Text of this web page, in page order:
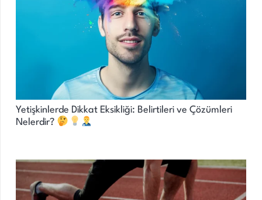
Yetişkinlerde Dikkat Eksikliği: Belirtileri ve Çözümleri
Nelerdir?